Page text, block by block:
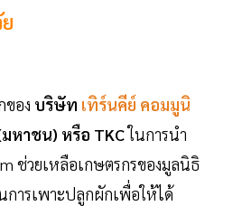
ของ บริษัท เทิร์นคีย์ คอมมูนิ
หาชน) หรือ TKCในการนำ
ช่วยเหลือเกษตรกรของมูลนิธิ
การเพาะปลูกผักเพื่อให้ได้